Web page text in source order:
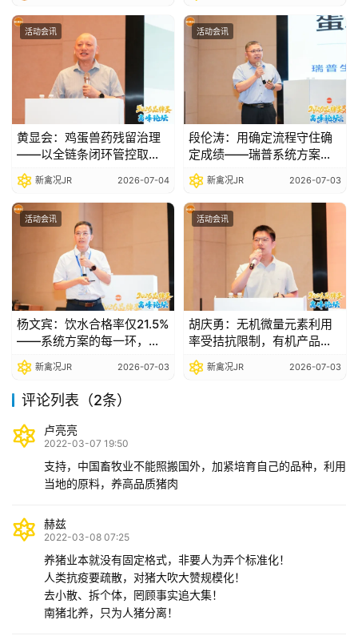
活动会讯
黄显会：鸡蛋兽药残留治理
——以全链条闭环管控取代
事后检测补救|2026品牌蛋
高峰论坛
新禽况JR 2026-07-04
活动会讯
段伦涛：用确定流程守住确
定成绩——瑞普系统方案破
解死淘失控、产蛋不稳、药
残检出三大痛点|2026品牌
蛋高峰论坛
新禽况JR 2026-07-03
活动会讯
杨文宾：饮水合格率仅21.5%
——系统方案的每一环，都
是价值兑现的底线|2026品
牌蛋高峰论坛
新禽况JR 2026-07-03
活动会讯
胡庆勇：无机微量元素利用
率受拮抗限制，有机产品以
更低添加量实现更好效
果|2026品牌蛋高峰论坛
新禽况JR 2026-07-03
评论列表（2条）
卢亮亮
2022-03-07 19:50
支持，中国畜牧业不能照搬国外，加紧培育自己的品种，利用
当地的原料，养高品质猪肉
赫兹
2022-03-08 07:25
养猪业本就没有固定格式，非要人为弄个标准化！
人类抗疫要疏散，对猪大吹大赞规模化！
去小散、拆个体，罔顾事实追大集！
南猪北养，只为人猪分离！